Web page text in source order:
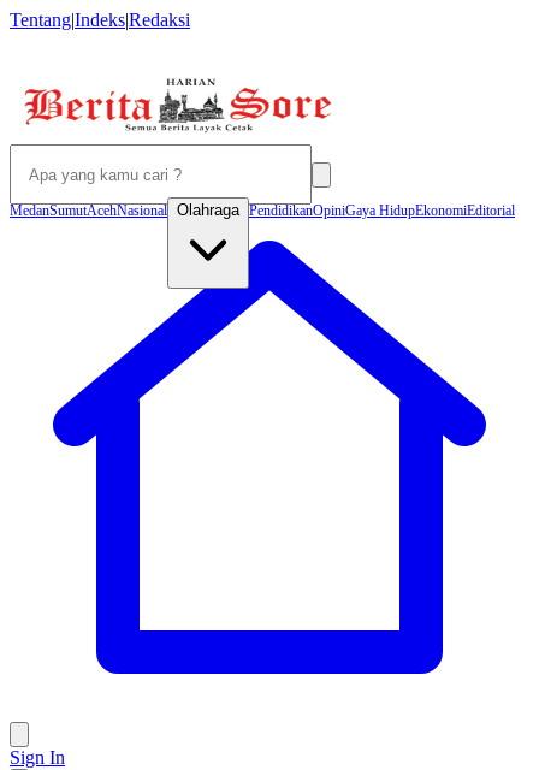
Tentang|Indeks|Redaksi
MedanSumutAcehNasional Olahraga PendidikanOpiniGaya HidupEkonomiEditorial
Sign In